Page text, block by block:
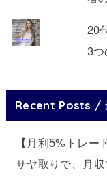
20
3つ
Recent Posts /
【月利5%トレ
サヤ取りで、月